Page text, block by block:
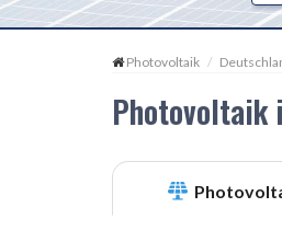
Photovoltaik
Photovoltaik